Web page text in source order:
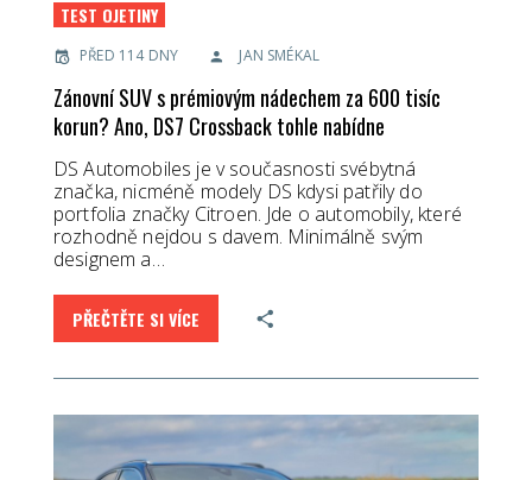
TEST OJETINY
PŘED 114 DNY JAN SMÉKAL
Zánovní SUV s prémiovým nádechem za 600 tisíc
korun? Ano, DS7 Crossback tohle nabídne
DS Automobiles je v současnosti svébytná
značka, nicméně modely DS kdysi patřily do
portfolia značky Citroen. Jde o automobily, které
rozhodně nejdou s davem. Minimálně svým
designem a…
PŘEČTĚTE SI VÍCE